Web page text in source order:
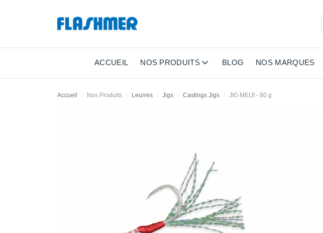
ACCUEIL NOS PRODUITS BLOG NOS MARQUES
Accueil Nos Produits Leurres Jigs Castings Jigs JIG MEIJI - 80 g